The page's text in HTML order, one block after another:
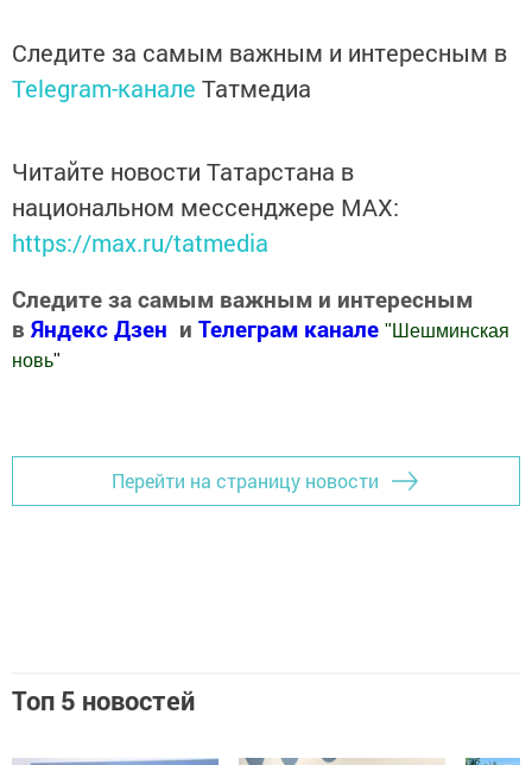
Следите за самым важным и интересным в
Telegram-канале Татмедиа
Читайте новости Татарстана в
национальном мессенджере MАХ:
https://max.ru/tatmedia
Следите за самым важным и интересным
в Яндекс Дзен и Телеграм канале " Шешминская
новь"
Перейти на страницу новости
Топ 5 новостей